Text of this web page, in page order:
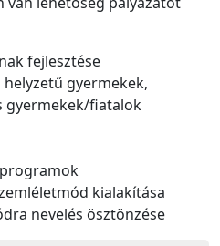
fejlesztése
gyermekek,
gyermekek/fiatalok
kialakítása
nevelés ösztönzése